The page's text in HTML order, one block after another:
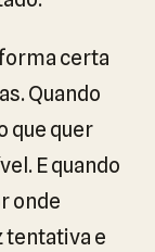
certa
Quando
que quer
E quando
onde
tentativa e